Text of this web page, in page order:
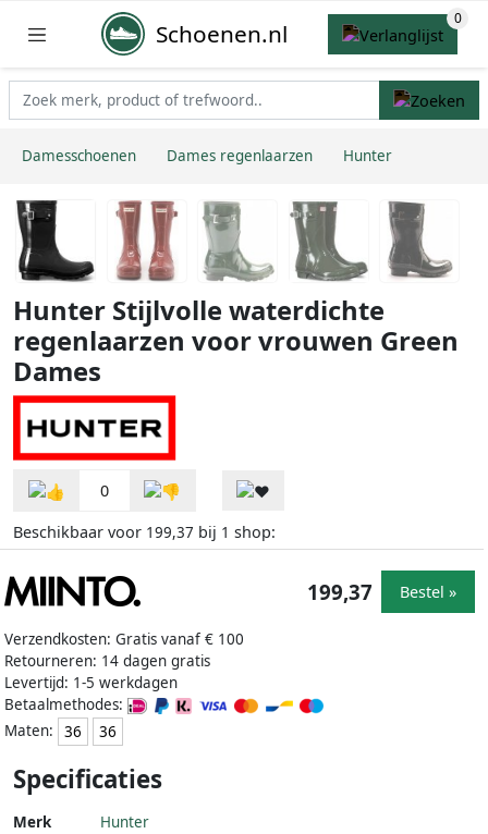
Schoenen.nl
Damesschoenen Dames regenlaarzen Hunter
Hunter Stijlvolle waterdichte
regenlaarzen voor vrouwen Green
Dames
0
Beschikbaar voor 199,37 bij 1 shop:
Verzendkosten: Gratis vanaf € 100
Retourneren: 14 dagen gratis
Levertijd: 1-5 werkdagen
Betaalmethodes:
Maten:
36 36
199,37 Bestel »
Specificaties
Merk Hunter